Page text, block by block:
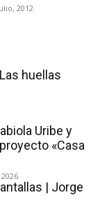
2012
huellas
Uribe y
«Casa
| Jorge